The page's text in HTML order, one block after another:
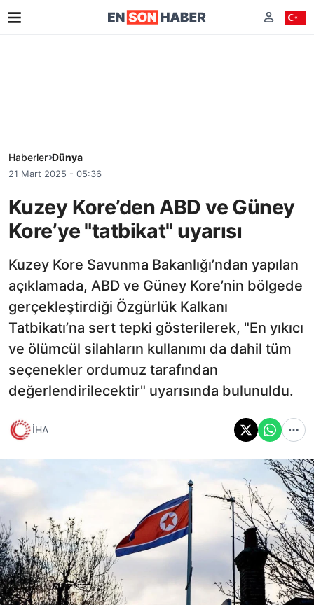
Haberler Dünya
21 Mart 2025 - 05:36
Kuzey Kore’den ABD ve Güney
Kore’ye "tatbikat" uyarısı
Kuzey Kore Savunma Bakanlığı’ndan yapılan
açıklamada, ABD ve Güney Kore’nin bölgede
gerçekleştirdiği Özgürlük Kalkanı
Tatbikatı’na sert tepki gösterilerek, "En yıkıcı
ve ölümcül silahların kullanımı da dahil tüm
seçenekler ordumuz tarafından
değerlendirilecektir" uyarısında bulunuldu.
İHA